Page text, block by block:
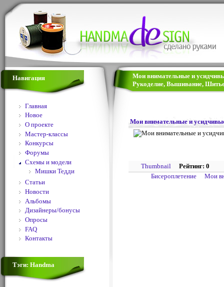
Навигация
Главная
Новое
О проекте
Мастер-классы
Конкурсы
Форумы
Схемы и модели
Мишки Тедди
Статьи
Новости
Альбомы
Дизайнеры/бонусы
Опросы
FAQ
Контакты
Тэги: Handma
Мои внимательные и
Рукоделие, Вышивание,
Мои внимательные и
Thumbnail
Рейтинг: 0
Бисероплетение
Мои